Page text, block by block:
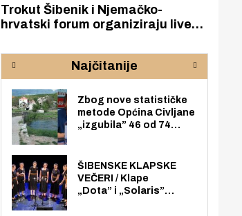
Trokut Šibenik i Njemačko-
hrvatski forum organiziraju live
poslovati u Njemačkoj!’
Najčitanije
Zbog nove statističke
metode Općina Civljane
„izgubila” 46 od 74
nego radno sposobnih
osoba među svojih 170
stanovnika.
ŠIBENSKE KLAPSKE
VEČERI / Klape
„Dota” i „Solaris”